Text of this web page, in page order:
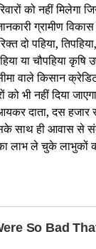
को नहीं मिलेगा
ग्रामीण
दो पहिया,
या चौपहिया कृषि
वाले किसान
को भी नहीं दिया
आयकर दाता, दस
साथ ही आवास से
का लाभ ले चुके लाभुकों